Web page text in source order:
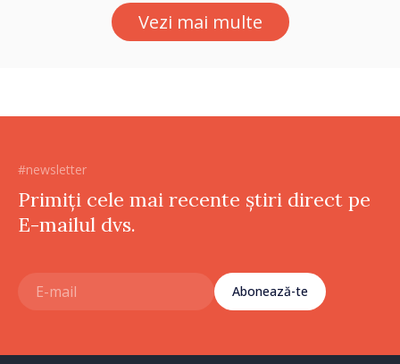
Vezi mai multe
#newsletter
Primiți cele mai recente știri direct pe
E-mailul dvs.
Abonează-te